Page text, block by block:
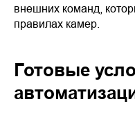
внешних команд,
правилах камер.
Готовые